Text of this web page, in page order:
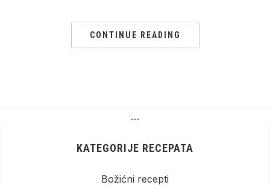
CONTINUE READING
…
KATEGORIJE RECEPATA
Božićni recepti